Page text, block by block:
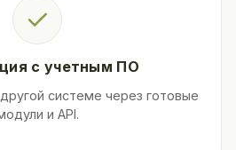
✓
с учетным ПО
системе через готовые
и API.